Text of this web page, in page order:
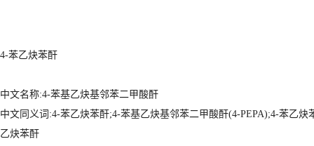
4-苯乙炔苯酐
中文名称:4-苯基乙炔基邻苯二甲酸酐
中文同义词:4-苯乙炔苯酐;4-苯基乙炔基邻苯二甲酸酐(4-PEPA);4-苯乙
乙炔苯酐